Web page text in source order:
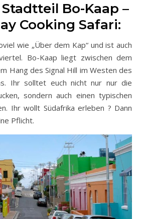
Bo-Kaap –
Cooking Safari:
wie „Über dem Kap“ und ist auch
Bo-Kaap liegt zwischen dem
Hang des Signal Hill im Westen des
Ihr solltet euch nicht nur nur die
sondern auch einen typischen
Ihr wollt Südafrika erleben ? Dann
Pflicht.